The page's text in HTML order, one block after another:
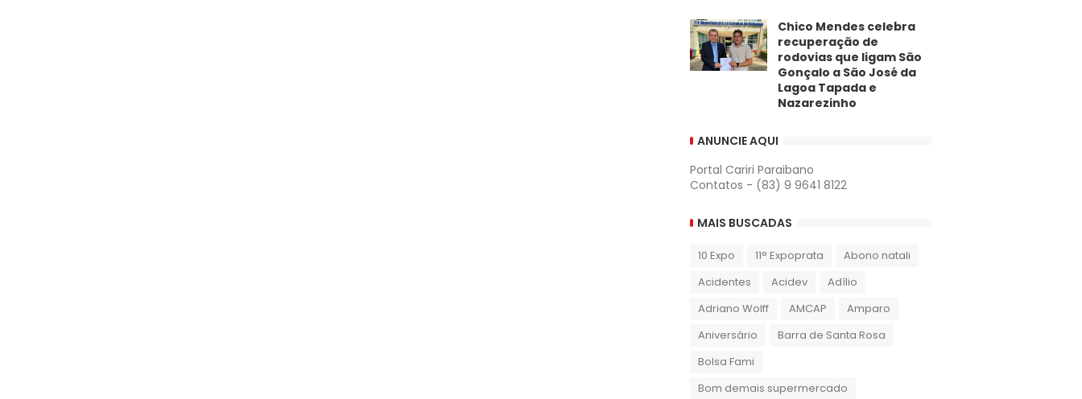
Chico Mendes celebra
recuperação de
rodovias que ligam São
Gonçalo a São José da
Lagoa Tapada e
Nazarezinho
ANUNCIE AQUI
Portal Cariri Paraibano
Contatos - (83) 9 9641 8122
MAIS BUSCADAS
10 Expo 11° Expoprata
Abono natali
Acidentes
Acidev
Adílio
Adriano Wolff
AMCAP
Amparo
Aniversário
Barra de Santa Rosa
Bolsa Fami
Bom demais supermercado